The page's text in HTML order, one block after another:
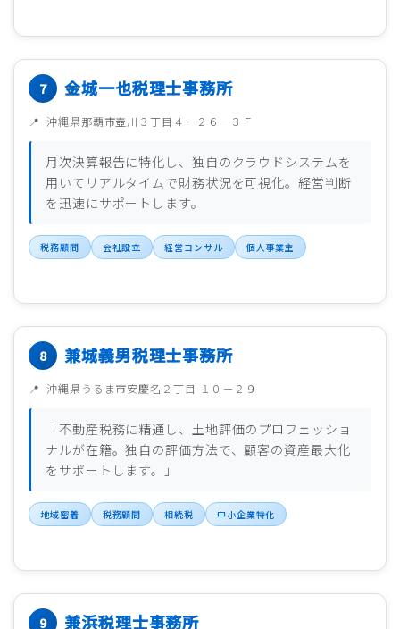
金城一也税理士事務所
沖縄県那覇市壺川３丁目４－２６－３Ｆ
月次決算報告に特化し、独自のクラウドシステムを
用いてリアルタイムで財務状況を可視化。経営判断
を迅速にサポートします。
税務顧問 会社設立 経営コンサル 個人事業主
兼城義男税理士事務所
沖縄県うるま市安慶名２丁目 １０－２９
「不動産税務に精通し、土地評価のプロフェッショ
ナルが在籍。独自の評価方法で、顧客の資産最大化
をサポートします。」
地域密着 税務顧問 相続税 中小企業特化
兼浜税理士事務所